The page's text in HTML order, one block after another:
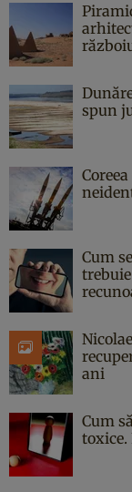
spun
Cum
ani
Cum
toxice.